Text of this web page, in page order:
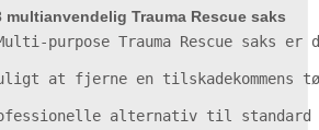
multianvendelig Trauma Rescue saks
Multi-purpose Trauma Rescue
at fjerne en
alternativ til standard